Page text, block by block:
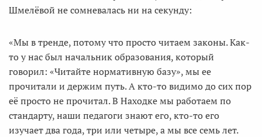
Шмелёвой не сомневалась ни на секунду:
«Мы в тренде, потому что просто читаем законы. Как-
то у нас был начальник образования, который
говорил: «Читайте нормативную базу», мы ее
прочитали и держим путь. А кто-то видимо до сих пор
её просто не прочитал. В Находке мы работаем по
стандарту, наши педагоги знают его, кто-то его
изучает два года, три или четыре, а мы все семь лет.